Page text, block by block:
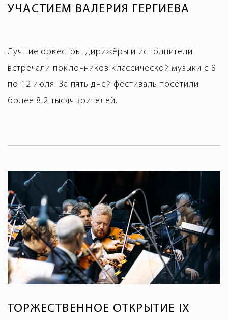
УЧАСТИЕМ ВАЛЕРИЯ ГЕРГИЕВА
Лучшие оркестры, дирижёры и исполнители
встречали поклонников классической музыки с 8
по 12 июля. За пять дней фестиваль посетили
более 8,2 тысяч зрителей.
ТОРЖЕСТВЕННОЕ ОТКРЫТИЕ IX